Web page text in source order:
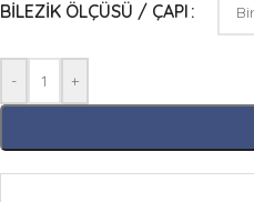
BILEZIK ÖLÇÜSÜ / ÇAPI
- +